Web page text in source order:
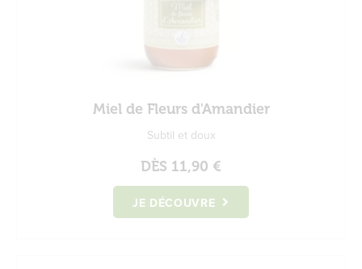
Miel de Fleurs d'Amandier
Subtil et doux
DÈS 11,90 €
JE DÉCOUVRE